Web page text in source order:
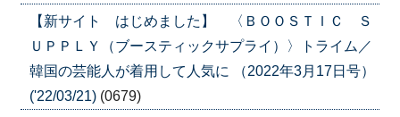
【新サイト はじめました】 〈ＢＯＯＳＴＩＣ Ｓ
ＵＰＰＬＹ（ブースティックサプライ）〉トライム／
韓国の芸能人が着用して人気に （2022年3月17日号）
('22/03/21) (0679)